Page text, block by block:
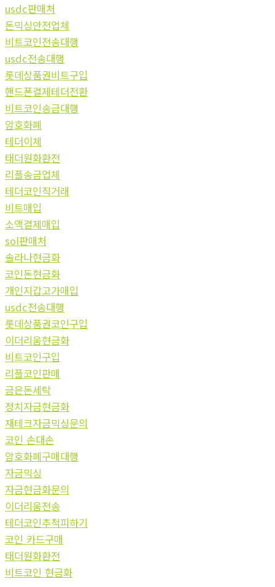
usdc판매처
돈믹싱안전업체
비트코인전송대행
usdc전송대행
롯데상품권비트구입
핸드폰결제테더전환
비트코인송금대행
암호화폐
테더이체
태더원화환전
리플송금업체
테더코인직거래
비트매입
소액결제매입
sol판매처
솔라나현금화
코인돈현금화
개인지갑고가매입
usdc전송대행
롯데상품권코인구입
이더리움현금화
비트코인구입
리플코인판매
금은돈세탁
정치자금현금화
재테크자금믹싱문의
코인 손대손
암호화폐구매대행
자금믹싱
자금현금화문의
이더리움전송
테더코인추척피하기
코인 카드구매
태더원화환전
비트코인 현금화